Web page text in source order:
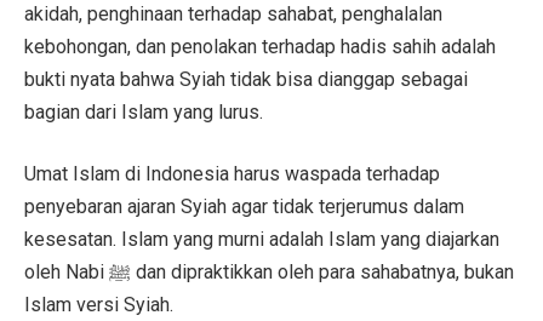
akidah, penghinaan terhadap sahabat, penghalalan
kebohongan, dan penolakan terhadap hadis sahih adalah
bukti nyata bahwa Syiah tidak bisa dianggap sebagai
bagian dari Islam yang lurus.
Umat Islam di Indonesia harus waspada terhadap
penyebaran ajaran Syiah agar tidak terjerumus dalam
kesesatan. Islam yang murni adalah Islam yang diajarkan
oleh Nabi ﷺ dan dipraktikkan oleh para sahabatnya, bukan
Islam versi Syiah.